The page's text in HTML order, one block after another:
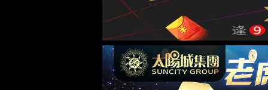
抱歉！您访问的页面不
返回FIFA2026官方网站入